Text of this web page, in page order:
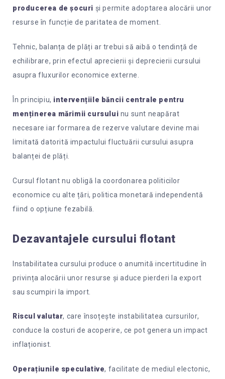
producerea de șocuri și permite adoptarea alocării unor
resurse în funcție de paritatea de moment.
Tehnic, balanța de plăți ar trebui să aibă o tendință de
echilibrare, prin efectul aprecierii și deprecierii cursului
asupra fluxurilor economice externe.
În principiu, intervențiile băncii centrale pentru
menținerea mărimii cursului nu sunt neapărat
necesare iar formarea de rezerve valutare devine mai
limitată datorită impactului fluctuării cursului asupra
balanței de plăți.
Cursul flotant nu obligă la coordonarea politicilor
economice cu alte țări, politica monetară independentă
fiind o opțiune fezabilă.
Dezavantajele cursului flotant
Instabilitatea cursului produce o anumită incertitudine în
privința alocării unor resurse și aduce pierderi la export
sau scumpiri la import.
Riscul valutar, care însoțește instabilitatea cursurilor,
conduce la costuri de acoperire, ce pot genera un impact
inflaționist.
Operațiunile speculative, facilitate de mediul electonic,